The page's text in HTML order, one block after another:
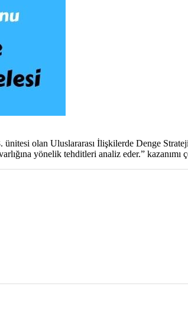
ünitesi olan Uluslararası İlişkilerde Denge
yönelik tehditleri analiz eder.” kazanımı